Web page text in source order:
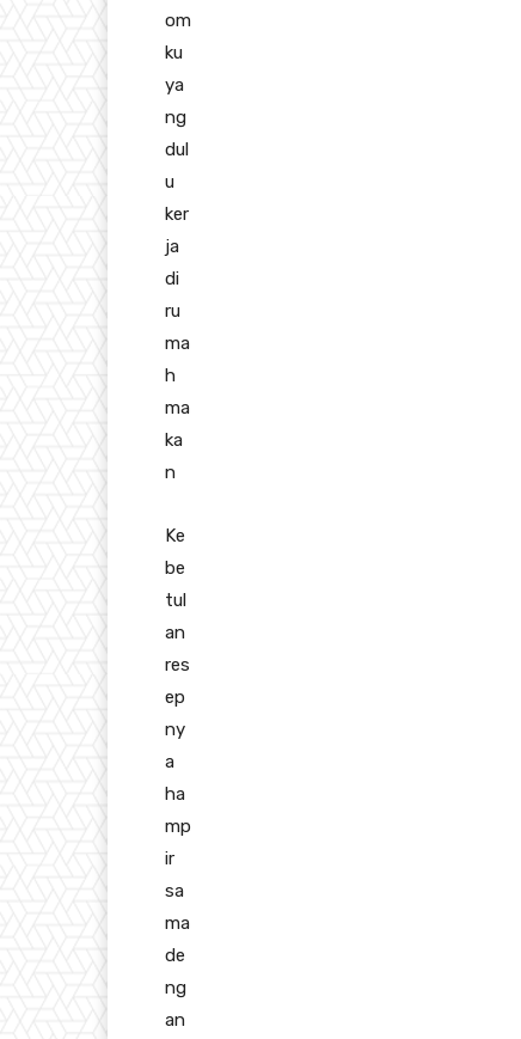
om
ku
ya
ng
dul
u
ker
ja
di
ru
ma
h
ma
ka
n
Ke
be
tul
an
res
ep
ny
a
ha
mp
ir
sa
ma
de
ng
an